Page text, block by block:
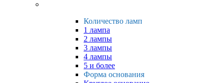
Количество ламп
1 лампа
2 лампы
3 лампы
4 лампы
5 и более
Форма основания